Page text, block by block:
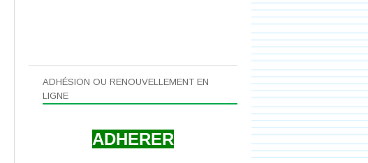
ADHÉSION OU RENOUVELLEMENT EN
LIGNE
ADHERER